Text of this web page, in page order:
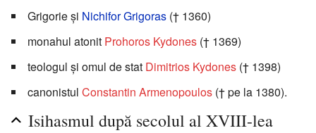
Grigorie și Nichifor Grigoras († 1360)
monahul atonit Prohoros Kydones († 1369)
teologul și omul de stat Dimitrios Kydones († 1398)
canonistul Constantin Armenopoulos († pe la 1380).
Isihasmul după secolul al XVIII-lea